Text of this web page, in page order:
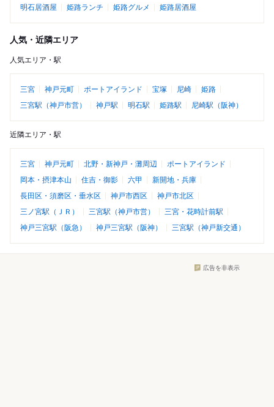
明石居酒屋
姫路ランチ 姫路グルメ 姫路居酒屋
人気・近隣エリア
人気エリア・駅
三宮 神戸元町 ポートアイランド 宝塚 尼崎
姫路
三宮駅（神戸市営）
神戸駅 明石駅 姫路駅 尼崎駅（阪神）
近隣エリア・駅
三宮 神戸元町 北野・新神戸・灘周辺
ポートアイランド
岡本・摂津本山
住吉・御影 六甲
新開地・兵庫
長田区・須磨区・垂水区
神戸市西区
神戸市北区
三ノ宮駅（ＪＲ）
三宮駅（神戸市営）
三宮・花時計前駅
神戸三宮駅（阪急）
神戸三宮駅（阪神） 三宮駅（神戸新交通）
広告を非表示